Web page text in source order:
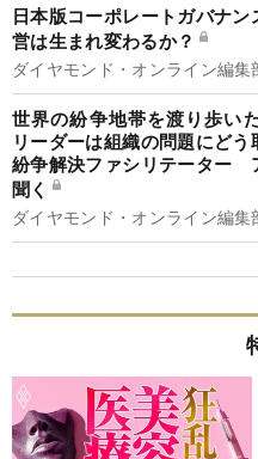
日本版コーポレートガバナ
営は生まれ変わるか？
ダイヤモンド・オンライン編集
世界の紛争地帯を渡り歩い
リーダーは組織の問題にど
紛争解決ファシリテーター
聞く
ダイヤモンド・オンライン編集